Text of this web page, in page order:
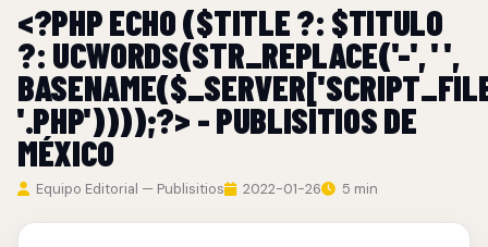
<?PHP ECHO ($TITLE ?: $TITULO
?: UCWORDS(STR_REPLACE('-', ' ',
'.PHP'))));?> - PUBLISITIOS DE
MÉXICO
Equipo Editorial — Publisitios 2022-01-26 5 min